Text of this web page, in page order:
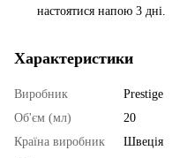
настоятися напою 3 дні.
Характеристики
Виробник
Prestige
Об'єм (мл)
20
Країна виробник
Швеція